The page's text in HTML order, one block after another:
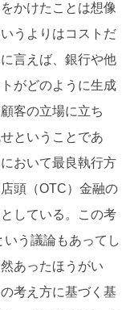
かけたことは想像
うよりはコストだ
言えば、銀行や他
がどのように生成
客の立場に立ち
ということであ
おいて最良執行方
頭（OTC）金融の
している。この考
う議論もあってし
あったほうがい
考え方に基づく基